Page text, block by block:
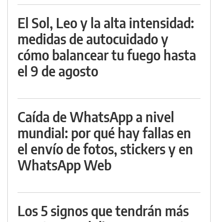
El Sol, Leo y la alta intensidad:
medidas de autocuidado y
cómo balancear tu fuego hasta
el 9 de agosto
Caída de WhatsApp a nivel
mundial: por qué hay fallas en
el envío de fotos, stickers y en
WhatsApp Web
Los 5 signos que tendrán más